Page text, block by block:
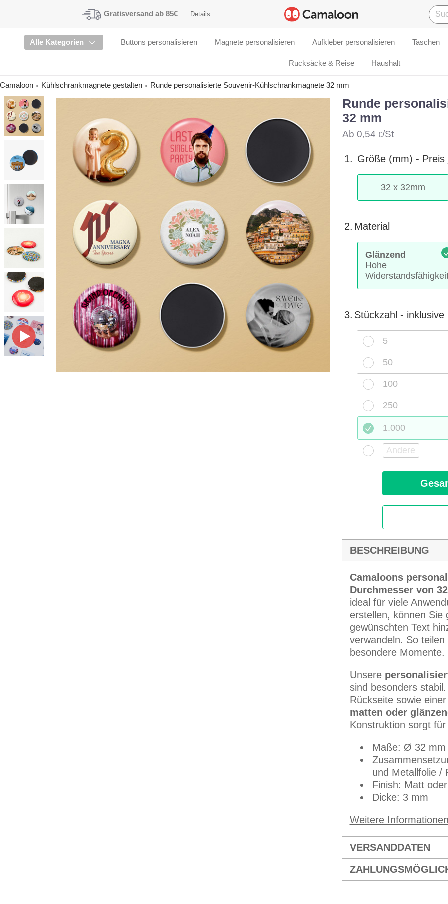
Gratisversand ab 85€ Details
Alle Kategorien Buttons personalisieren Magnete personalisieren Aufkleber personalisieren Taschen
Rucksäcke & Reise Haushalt
Camaloon Kühlschrankmagnete gestalten Runde personalisierte Souvenir-Kühlschrankmagnete 32 mm
Runde
32 mm
Ab 0,54 €/St
1. Größe (mm) -
32 x 32mm
2. Material
Glänzend
Hohe
3. Stückzahl -
5
50
100
250
1.000
BESCHREIBUNG
Camaloons
Durchmesser von
ideal für viele
erstellen, können Sie
gewünschten Text
verwandeln. So
besondere Momente.
Unsere
sind besonders
Rückseite sowie
matten oder
Konstruktion sorgt für
Maße: Ø 32 mm
und Metallfolie /
Finish: Matt
Dicke: 3 mm
Weitere Informationen
VERSANDDATEN